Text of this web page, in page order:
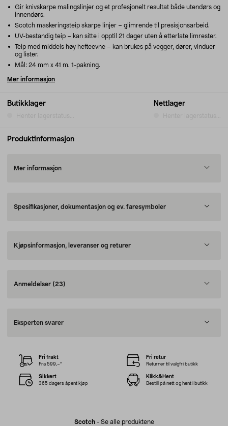
Butikklager
Henter lagerstatus...
Nettlager
Henter lagerstatus...
Gir knivskarpe malingslinjer og et profesjonelt resultat både utendørs og
innendørs.
Scotch maskeringsteip skarpe linjer – glimrende til presisjonsarbeid.
UV-bestandig teip – kan sitte i opptil 21 dager uten å etterlate limrester.
Teip med middels høy hefteevne – kan brukes på vegger, dører, vinduer
og lister.
Mål: 24 mm x 41 m. 1-pakning.
Mer informasjon
Produktinformasjon
Mer informasjon
Spesifikasjoner, dokumentasjon og ev. faresymboler
Kjøpsinformasjon, leveranser og returer
Anmeldelser (23)
Eksperten svarer
Scotch- Se alle produktene
Fri frakt
Fra 599,–*
Fri retur
Returner til valgfri butikk
Sikkert
365 dagers åpent kjøp
Klikk&Hent
Bestill på nett og hent i butikk